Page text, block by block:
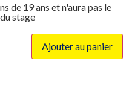
de 19 ans et n'aura pas le
stage
Ajouter au panier